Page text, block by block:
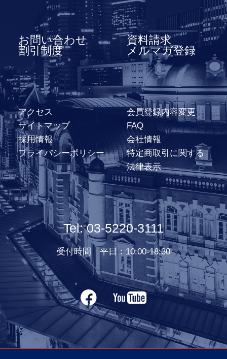
お問い合わせ
資料請求
割引制度
メルマガ登録
アクセス
会員登録内容変更
サイトマップ
FAQ
採用情報
会社情報
プライバシーポリシー
特定商取引に関する
法律表示
Tel: 03-5220-3111
受付時間 平日：10:00-18:30